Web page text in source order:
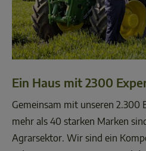
Ein Haus mit 2300
Gemeinsam mit unseren 2.300
mehr als 40 starken Marken
Agrarsektor. Wir sind ein